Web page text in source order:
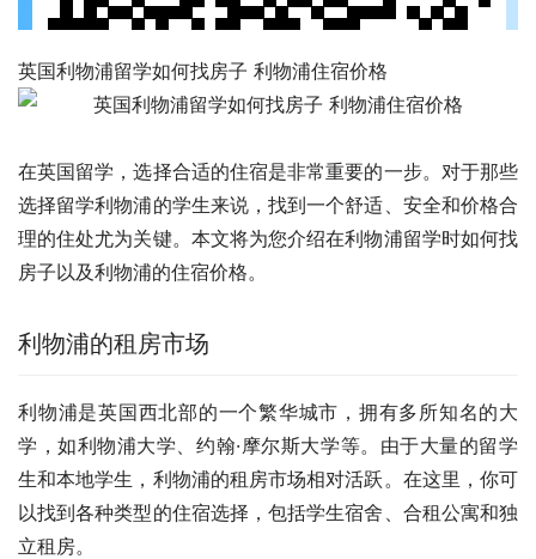
英国利物浦留学如何找房子 利物浦住宿价格
在英国留学，选择合适的住宿是非常重要的一步。对于那些
选择留学利物浦的学生来说，找到一个舒适、安全和价格合
理的住处尤为关键。本文将为您介绍在利物浦留学时如何找
房子以及利物浦的住宿价格。
利物浦的租房市场
利物浦是英国西北部的一个繁华城市，拥有多所知名的大
学，如利物浦大学、约翰·摩尔斯大学等。由于大量的留学
生和本地学生，利物浦的租房市场相对活跃。在这里，你可
以找到各种类型的住宿选择，包括学生宿舍、合租公寓和独
立租房。